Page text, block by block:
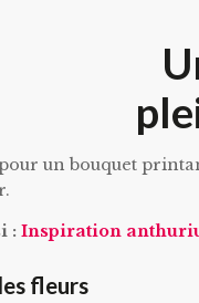
un bouquet
: Inspiration
fleurs